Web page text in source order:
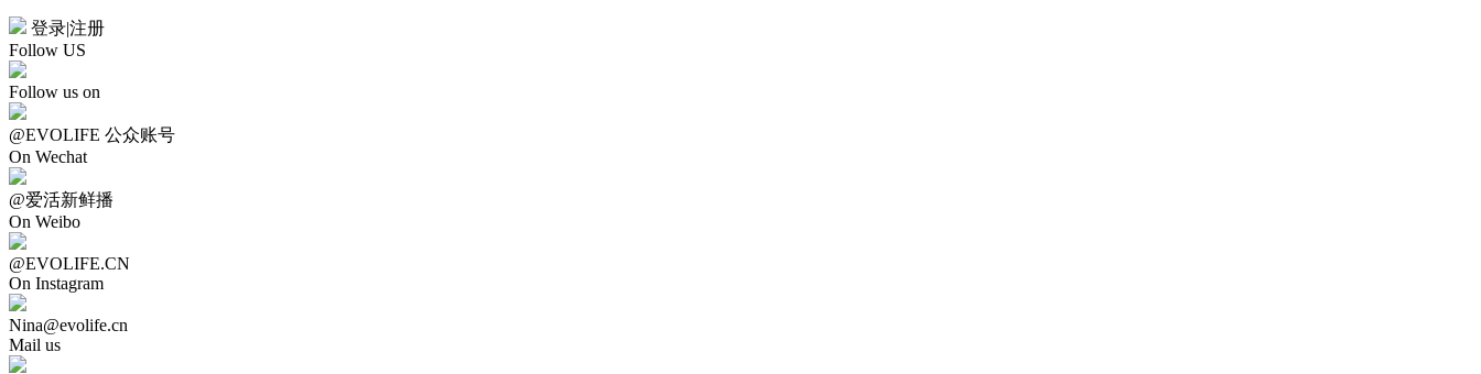
登录|注册
Follow US
Follow us on
@EVOLIFE 公众账号
On Wechat
@爱活新鲜播
On Weibo
@EVOLIFE.CN
On Instagram
Nina@evolife.cn
Mail us